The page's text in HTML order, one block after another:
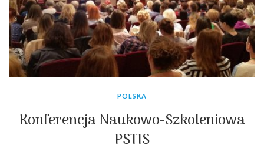
POLSKA
Konferencja Naukowo-Szkoleniowa
PSTIS